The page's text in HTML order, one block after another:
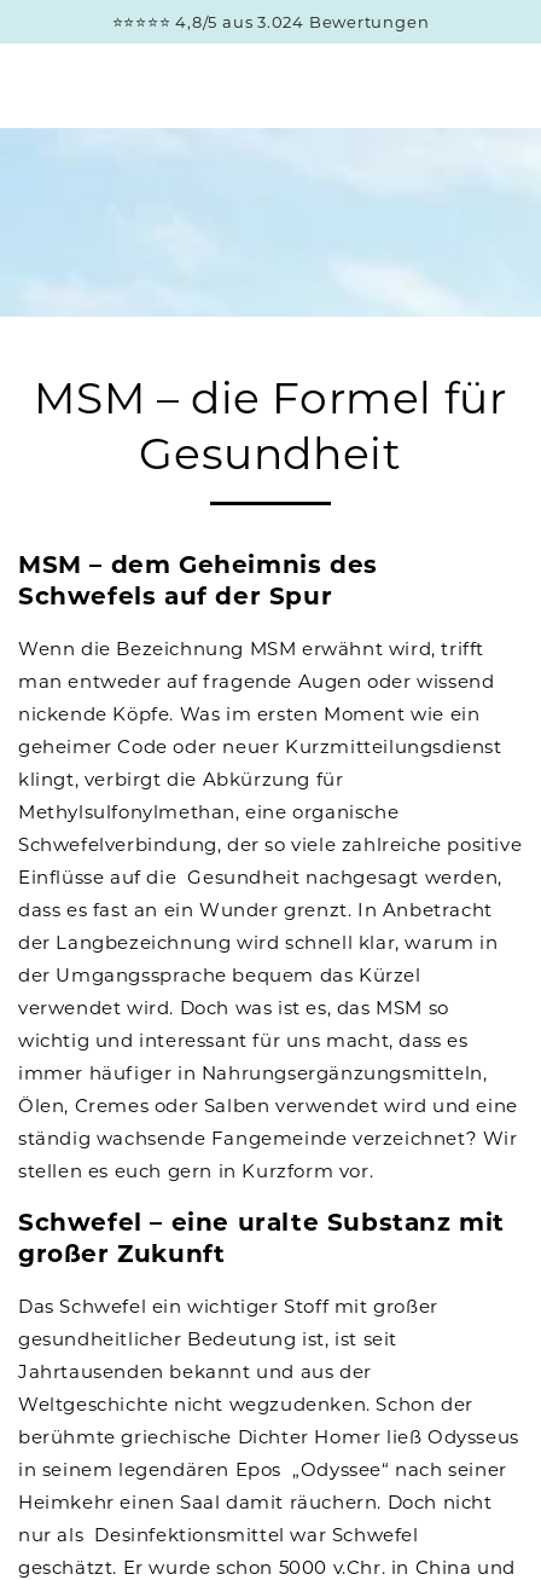
ZUM INHALT
SPRINGEN⭐⭐⭐⭐⭐ 4,8/5 aus 3.024 Bewertungen
MSM – die Formel für
Gesundheit
MSM – dem Geheimnis des
Schwefels auf der Spur
Wenn die Bezeichnung MSM erwähnt wird, trifft
man entweder auf fragende Augen oder wissend
nickende Köpfe. Was im ersten Moment wie ein
geheimer Code oder neuer Kurzmitteilungsdienst
klingt, verbirgt die Abkürzung für
Methylsulfonylmethan, eine organische
Schwefelverbindung, der so viele zahlreiche positive
Einflüsse auf die Gesundheit nachgesagt werden,
dass es fast an ein Wunder grenzt. In Anbetracht
der Langbezeichnung wird schnell klar, warum in
der Umgangssprache bequem das Kürzel
verwendet wird. Doch was ist es, das MSM so
wichtig und interessant für uns macht, dass es
immer häufiger in Nahrungsergänzungsmitteln,
Ölen, Cremes oder Salben verwendet wird und eine
ständig wachsende Fangemeinde verzeichnet? Wir
stellen es euch gern in Kurzform vor.
Schwefel – eine uralte Substanz mit
großer Zukunft
Das Schwefel ein wichtiger Stoff mit großer
gesundheitlicher Bedeutung ist, ist seit
Jahrtausenden bekannt und aus der
Weltgeschichte nicht wegzudenken. Schon der
berühmte griechische Dichter Homer ließ Odysseus
in seinem legendären Epos „Odyssee“ nach seiner
Heimkehr einen Saal damit räuchern. Doch nicht
nur als Desinfektionsmittel war Schwefel
geschätzt. Er wurde schon 5000 v.Chr. in China und